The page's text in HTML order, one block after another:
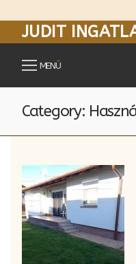
UgrásJUDIT
MENÜ
Category: